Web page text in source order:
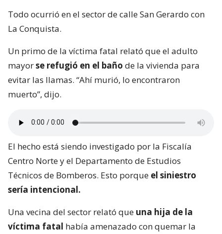
Todo ocurrió en el sector de calle San Gerardo con
La Conquista.
Un primo de la víctima fatal relató que el adulto
mayorse refugió en el baño de la vivienda para
evitar las llamas. “Ahí murió, lo encontraron
muerto”, dijo.
El hecho está siendo investigado por la Fiscalía
Centro Norte y el Departamento de Estudios
Técnicos de Bomberos. Esto porque el siniestro
sería intencional.
Una vecina del sector relató que una hija de la
víctima fatal había amenazado con quemar la